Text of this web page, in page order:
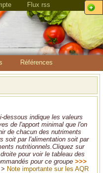
Flux rss
Références
dessous indique les valeurs
de l'apport minimal que l'on
de chacun des nutriments
soit par l'alimentation soit par
nutritionnels.Cliquez sur
pour voir le tableau des
pour ce groupe >>>
> Note importante sur les AQR